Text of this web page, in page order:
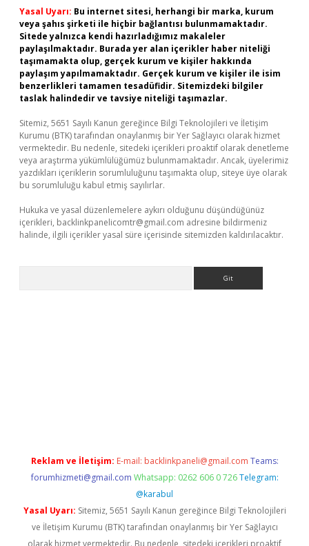
Yasal Uyarı: Bu internet sitesi, herhangi bir marka, kurum
veya şahıs şirketi ile hiçbir bağlantısı bulunmamaktadır.
Sitede yalnızca kendi hazırladığımız makaleler
paylaşılmaktadır. Burada yer alan içerikler haber niteliği
taşımamakta olup, gerçek kurum ve kişiler hakkında
paylaşım yapılmamaktadır. Gerçek kurum ve kişiler ile isim
benzerlikleri tamamen tesadüfidir. Sitemizdeki bilgiler
taslak halindedir ve tavsiye niteliği taşımazlar.
Sitemiz, 5651 Sayılı Kanun gereğince Bilgi Teknolojileri ve İletişim
Kurumu (BTK) tarafından onaylanmış bir Yer Sağlayıcı olarak hizmet
vermektedir. Bu nedenle, sitedeki içerikleri proaktif olarak denetleme
veya araştırma yükümlülüğümüz bulunmamaktadır. Ancak, üyelerimiz
yazdıkları içeriklerin sorumluluğunu taşımakta olup, siteye üye olarak
bu sorumluluğu kabul etmiş sayılırlar.
Hukuka ve yasal düzenlemelere aykırı olduğunu düşündüğünüz
içerikleri, backlinkpanelicomtr@gmail.com adresine bildirmeniz
halinde, ilgili içerikler yasal süre içerisinde sitemizden kaldırılacaktır.
Reklam ve İletişim: E-mail: backlinkpaneli@gmail.com Teams:
forumhizmeti@gmail.com Whatsapp: 0262 606 0 726 Telegram:
@karabul
Yasal Uyarı: Sitemiz, 5651 Sayılı Kanun gereğince Bilgi Teknolojileri
ve İletişim Kurumu (BTK) tarafından onaylanmış bir Yer Sağlayıcı
olarak hizmet vermektedir. Bu nedenle, sitedeki içerikleri proaktif